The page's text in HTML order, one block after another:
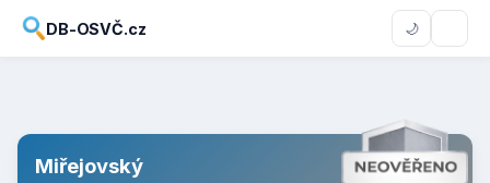
DB-OSVČ.cz 🌙
Miřejovský